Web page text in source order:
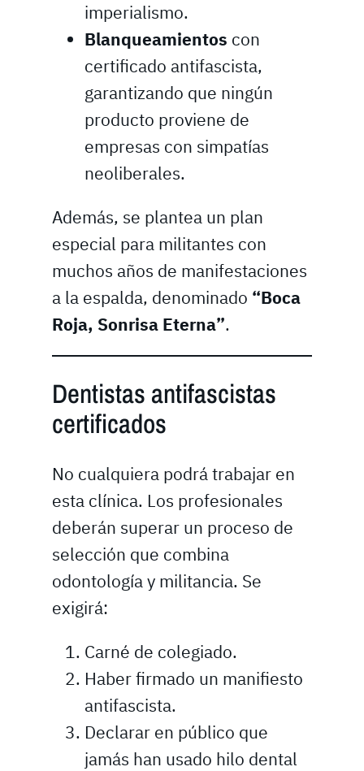
imperialismo.
Blanqueamientos con
certificado antifascista,
garantizando que ningún
producto proviene de
empresas con simpatías
neoliberales.
Además, se plantea un plan
especial para militantes con
muchos años de manifestaciones
a la espalda, denominado “Boca
Roja, Sonrisa Eterna”.
Dentistas antifascistas
certificados
No cualquiera podrá trabajar en
esta clínica. Los profesionales
deberán superar un proceso de
selección que combina
odontología y militancia. Se
exigirá:
Carné de colegiado.
Haber firmado un manifiesto
antifascista.
Declarar en público que
jamás han usado hilo dental